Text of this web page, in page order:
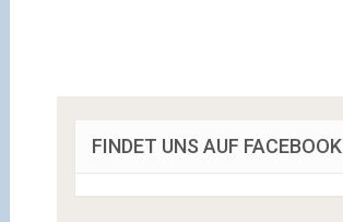
FINDET UNS AUF FACEBOOK